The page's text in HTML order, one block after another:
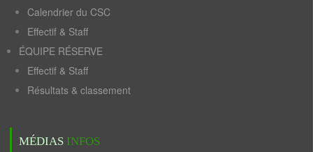
Calendrier du CSC
Effectif & Staff
ÉQUIPE RÉSERVE
Effectif & Staff
Résultats & classement
MÉDIAS INFOS